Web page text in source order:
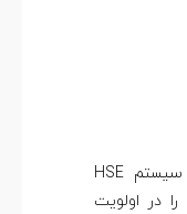
رهبری قوی، ستون فقرات هر سیستم HSE
در اولویت